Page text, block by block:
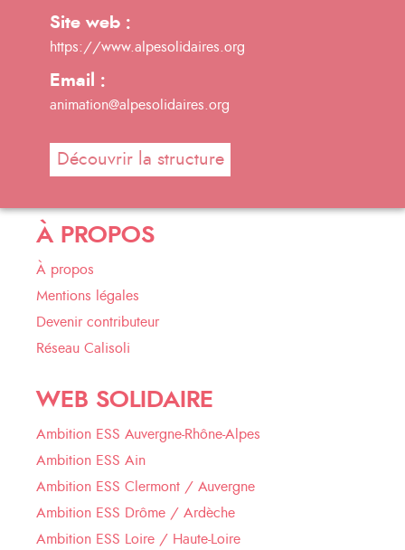
Site web :
https://www.alpesolidaires.org
Email :
animation@alpesolidaires.org
Découvrir la structure
À PROPOS
À propos
Mentions légales
Devenir contributeur
Réseau Calisoli
WEB SOLIDAIRE
Ambition ESS Auvergne-Rhône-Alpes
Ambition ESS Ain
Ambition ESS Clermont / Auvergne
Ambition ESS Drôme / Ardèche
Ambition ESS Loire / Haute-Loire